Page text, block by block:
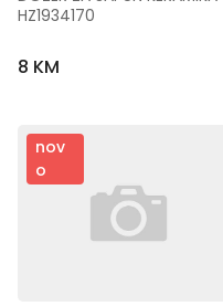
HZ1934170
8 KM
nov
o